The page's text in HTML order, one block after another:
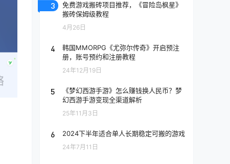
3
免费游戏搬砖项目推荐，《冒险岛枫星》
搬砖保姆级教程
4月26日
4
韩国MMORPG《尤弥尔传奇》开启预注
册，账号预约和注册教程
24年12月19日
5
《梦幻西游手游》怎么赚钱换人民币？梦
幻西游手游变现全渠道解析
25年11月3日
6 2024下半年适合单人长期稳定可搬的游戏
24年7月11日